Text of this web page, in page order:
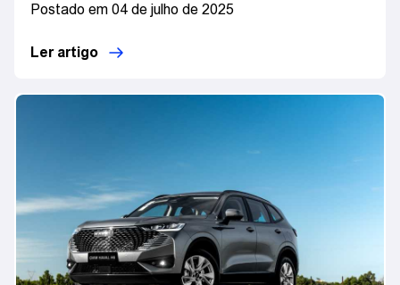
Postado em 04 de julho de 2025
Ler artigo